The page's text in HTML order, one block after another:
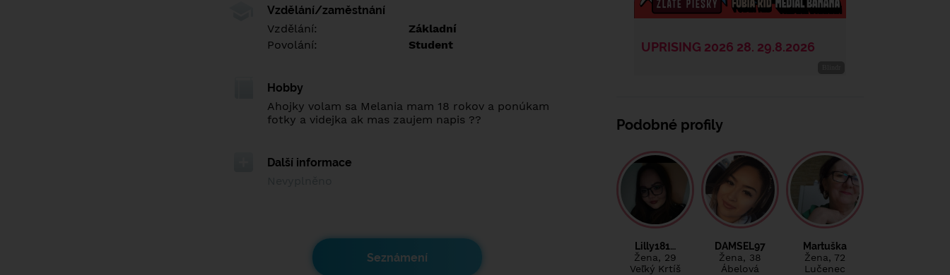
Vzdělání/zaměstnání
Vzdělání:
Základní
Povolání:
Student
Hobby
Ahojky volam sa Melania mam 18 rokov a ponúkam
fotky a videjka ak mas zaujem napis ??
Další informace
Seznámení
Podobné profily
Lilly181…
Žena, 29
Veľký Krtíš
DAMSEL97
Žena, 38
Ábelová
Martuška
Žena, 72
Lučenec